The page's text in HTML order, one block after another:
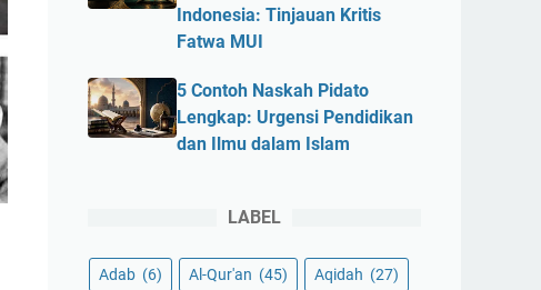
Indonesia: Tinjauan Kritis
Fatwa MUI
5 Contoh Naskah Pidato
Lengkap: Urgensi Pendidikan
dan Ilmu dalam Islam
LABEL
Adab (6) Al-Qur'an (45) Aqidah (27)